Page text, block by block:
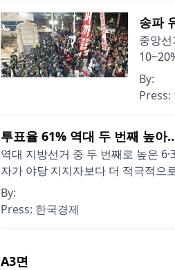
송파
중앙
By:
Press:
투표율 61% 역대 두 번째 높
역대 지방선거 중 두 번째로 높은
자가 야당 지지자보다 더 적극적으
By:
Press: 한국경제
A3면